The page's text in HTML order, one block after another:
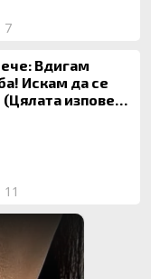
7
Вдигам
Искам да се
изповед
11